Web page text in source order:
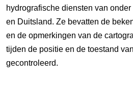
hydrografische diensten van
en Duitsland. Ze bevatten de
en de opmerkingen van de
tijden de positie en de toestand
gecontroleerd.